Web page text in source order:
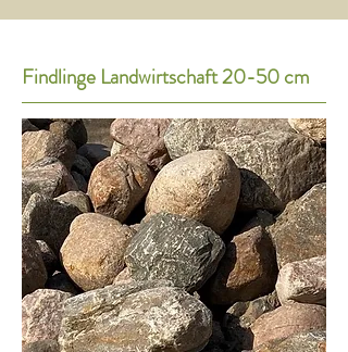
Findlinge Landwirtschaft 20-50 cm